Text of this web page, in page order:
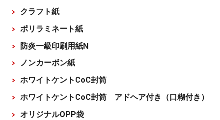
クラフト紙
ポリラミネート紙
防炎一級印刷用紙N
ノンカーボン紙
ホワイトケントCoC封筒
ホワイトケントCoC封筒 アドヘア付き（口糊付き）
オリジナルOPP袋